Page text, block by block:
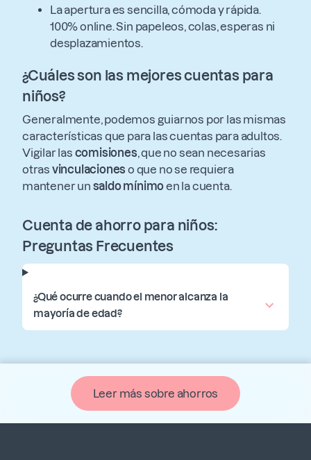
La apertura es sencilla, cómoda y rápida.
100% online. Sin papeleos, colas, esperas ni
desplazamientos.
¿Cuáles son las mejores cuentas para
niños?
Generalmente, podemos guiarnos por las mismas
características que para las cuentas para adultos.
Vigilar las comisiones, que no sean necesarias
otras vinculacioneso que no se requiera
mantener un saldo mínimoen la cuenta.
Cuenta de ahorro para niños:
Preguntas Frecuentes
¿Qué ocurre cuando el menor alcanza la
mayoría de edad?
Leer más sobre ahorros